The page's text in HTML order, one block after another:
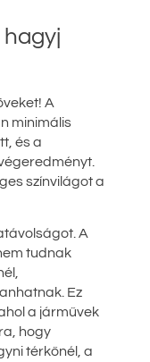
hagyj
A
minimális
és a
színvilágot a
A
tudnak
Ez
a járművek
hogy
térkőnél, a